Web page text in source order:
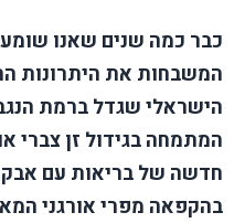
כבר כמה שנים שאנו
המשבחות את היתרונות
הישראלי שגדל ברמת
המתמחה בגידול זן צברי
חדשה של בריאות עם
בהקפאה מפרי אורגני